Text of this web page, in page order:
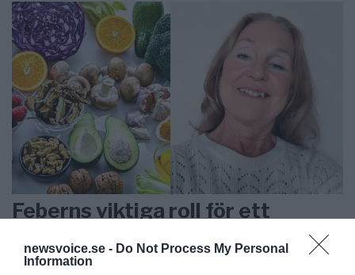
newsvoice.se - Do Not Process My Personal
Information
Feberns viktiga roll för ett